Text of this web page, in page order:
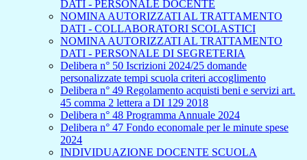
DATI - PERSONALE DOCENTE
NOMINA AUTORIZZATI AL TRATTAMENTO
DATI - COLLABORATORI SCOLASTICI
NOMINA AUTORIZZATI AL TRATTAMENTO
DATI - PERSONALE DI SEGRETERIA
Delibera n° 50 Iscrizioni 2024/25 domande
personalizzate tempi scuola criteri accoglimento
Delibera n° 49 Regolamento acquisti beni e servizi art.
45 comma 2 lettera a DI 129 2018
Delibera n° 48 Programma Annuale 2024
Delibera n° 47 Fondo economale per le minute spese
2024
INDIVIDUAZIONE DOCENTE SCUOLA